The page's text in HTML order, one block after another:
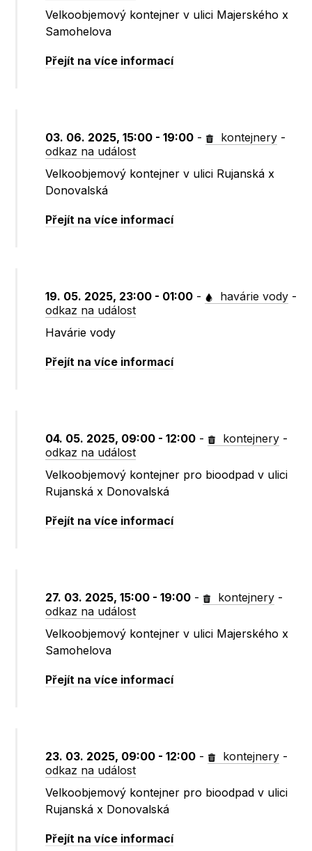
Velkoobjemový kontejner v ulici Majerského x
Samohelova
Přejít na více informací
03. 06. 2025, 15:00 - 19:00 - kontejnery -
odkaz na událost
Velkoobjemový kontejner v ulici Rujanská x
Donovalská
Přejít na více informací
19. 05. 2025, 23:00 - 01:00 - havárie vody -
odkaz na událost
Havárie vody
Přejít na více informací
04. 05. 2025, 09:00 - 12:00 - kontejnery -
odkaz na událost
Velkoobjemový kontejner pro bioodpad v ulici
Rujanská x Donovalská
Přejít na více informací
27. 03. 2025, 15:00 - 19:00 - kontejnery -
odkaz na událost
Velkoobjemový kontejner v ulici Majerského x
Samohelova
Přejít na více informací
23. 03. 2025, 09:00 - 12:00 - kontejnery -
odkaz na událost
Velkoobjemový kontejner pro bioodpad v ulici
Rujanská x Donovalská
Přejít na více informací